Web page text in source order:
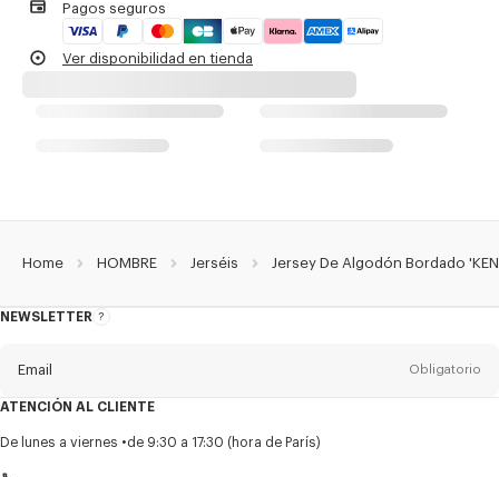
Pagos seguros
Ver disponibilidad en tienda
Home HOMBRE Jerséis Jersey De Algodón Bordado
NEWSLETTER
Acerca
Email Obligatorio
TítuloObligatorio
ATENCIÓN AL CLIENTE
De lunes a viernes de 9:30 a 17:30 (hora de París)